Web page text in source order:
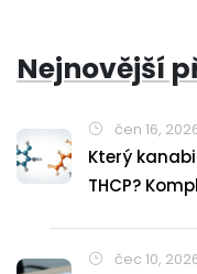
Nejnovější
čen 16,
Který
THCP?
čec 10,